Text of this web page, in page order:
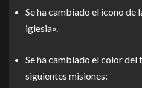
Se ha cambiado el icono de
iglesia».
Se ha cambiado el color del
siguientes misiones: